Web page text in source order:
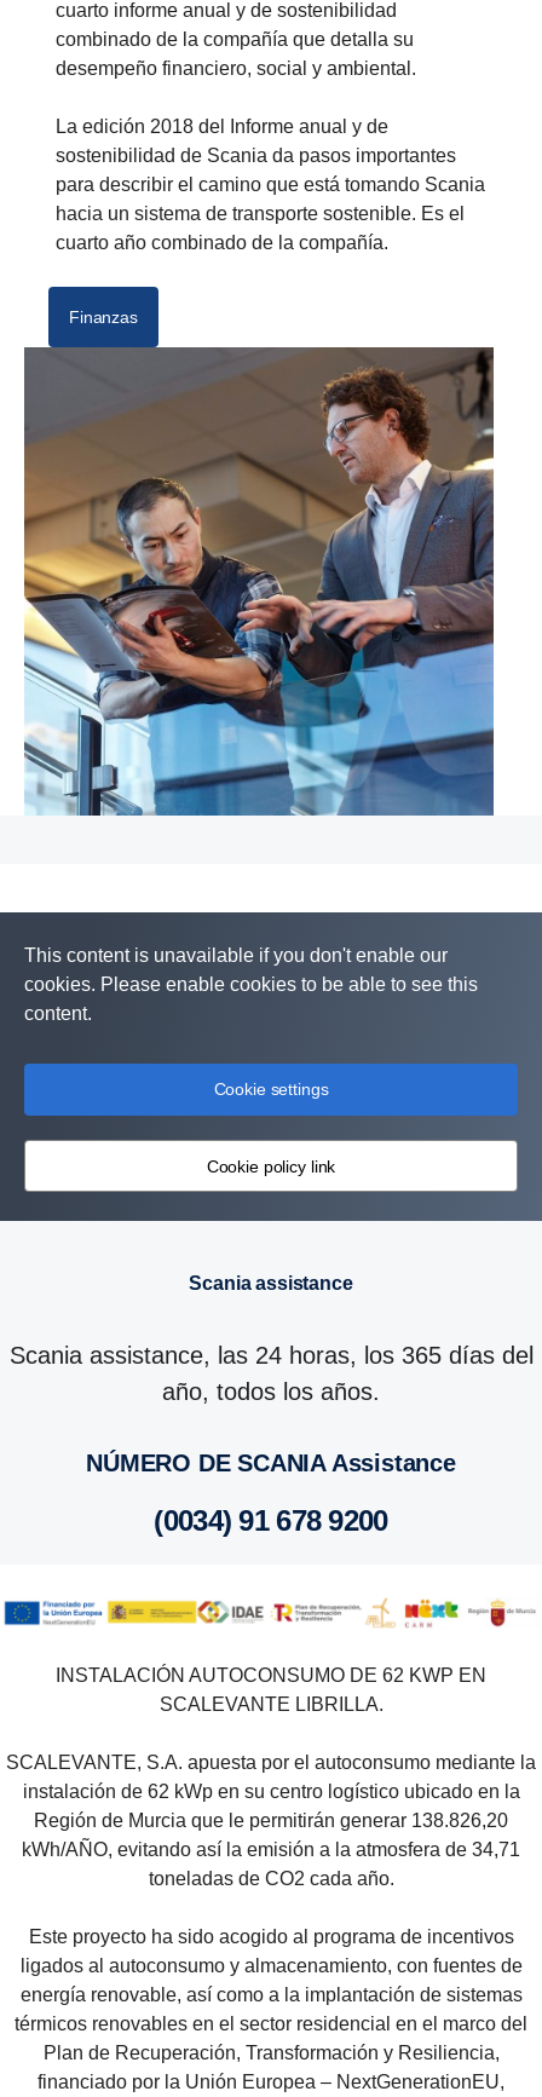
cuarto informe anual y de sostenibilidad
combinado de la compañía que detalla su
desempeño financiero, social y ambiental.
La edición 2018 del Informe anual y de
sostenibilidad de Scania da pasos importantes
para describir el camino que está tomando Scania
hacia un sistema de transporte sostenible. Es el
cuarto año combinado de la compañía.
Finanzas
This content is unavailable if you don't enable our
cookies. Please enable cookies to be able to see this
content.
Cookie settings
Cookie policy link
Scania assistance
Scania assistance, las 24 horas, los 365 días del
año, todos los años.
NÚMERO DE SCANIA Assis­tance
(0034) 91 678 9200
INSTALACIÓN AUTOCONSUMO DE 62 KWP EN
SCALEVANTE LIBRILLA.
SCALEVANTE, S.A. apuesta por el autoconsumo mediante la
instalación de 62 kWp en su centro logístico ubicado en la
Región de Murcia que le permitirán generar 138.826,20
kWh/AÑO, evitando así la emisión a la atmosfera de 34,71
toneladas de CO2 cada año.
Este proyecto ha sido acogido al programa de incentivos
ligados al autoconsumo y almacenamiento, con fuentes de
energía renovable, así como a la implantación de sistemas
térmicos renovables en el sector residencial en el marco del
Plan de Recuperación, Transformación y Resiliencia,
financiado por la Unión Europea – NextGenerationEU,